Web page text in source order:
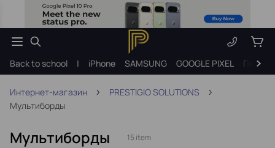
Back to school | iPhone SAMSUNG GOOGLE PIXEL
Интернет-магазин
PRESTIGIO SOLUTIONS
Мультиборды
Мультиборды 15 item